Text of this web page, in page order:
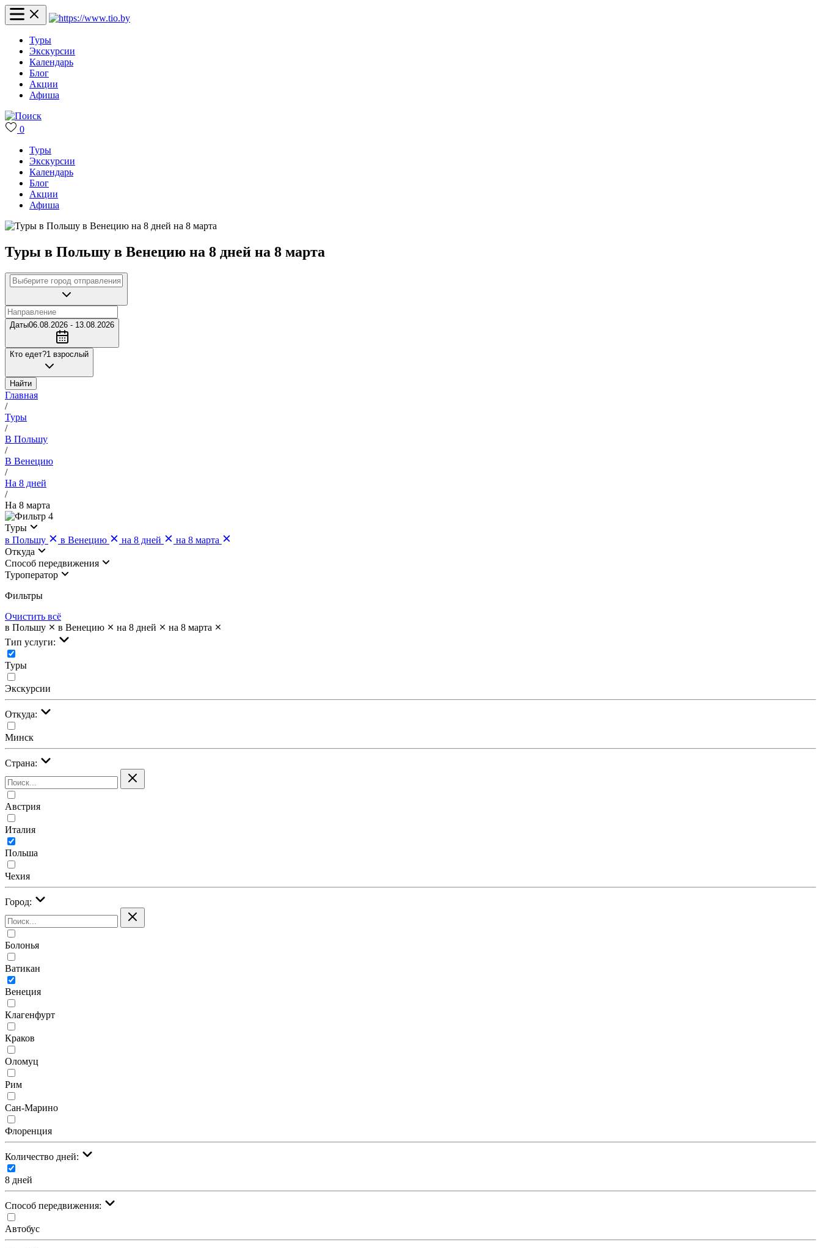
Туры
Экскурсии
Календарь
Блог
Акции
Афиша
0
Туры
Экскурсии
Календарь
Блог
Акции
Афиша
Туры в Польшу в Венецию на 8 дней на 8 марта
Даты06.08.2026 - 13.08.2026
Кто едет?1 взрослый
Найти
Главная
/
Туры
/
В Польшу
/
В Венецию
/
На 8 дней
/
На 8 марта
4
Туры
в Польшу
в Венецию на 8 дней
на 8 марта
Откуда
Cпособ передвижения
Туроператор
Фильтры
Очистить всё
в Польшу
в Венецию на 8 дней
на 8 марта
Тип услуги:
Туры
Экскурсии
Откуда:
Минск
Страна:
Австрия
Италия
Польша
Чехия
Город:
Болонья
Ватикан
Венеция
Клагенфурт
Краков
Оломуц
Рим
Сан-Марино
Флоренция
Количество дней:
8 дней
Cпособ передвижения:
Автобус